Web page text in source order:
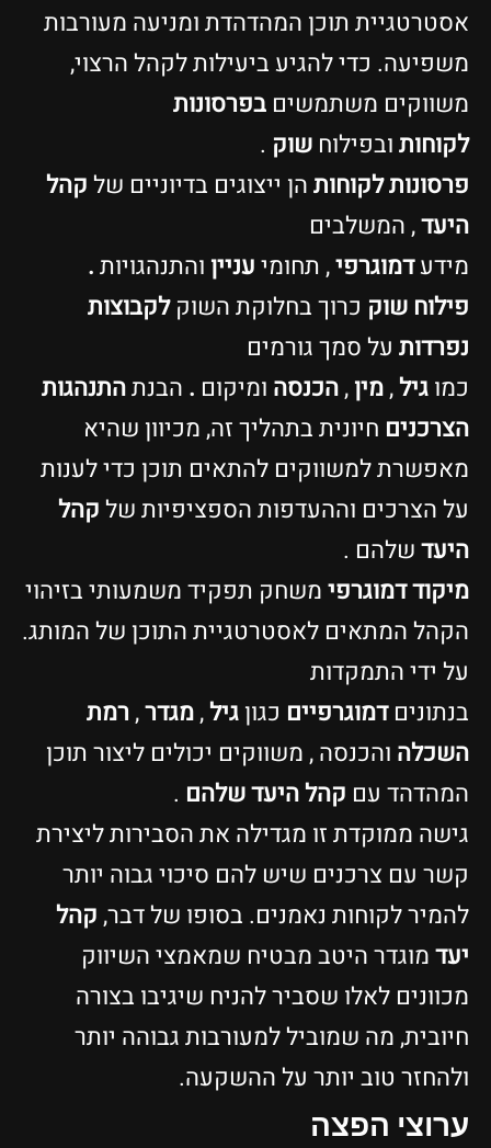
אסטרטגיית תוכן המהדהדת ומניעה מעורבות
משפיעה. כדי להגיע ביעילות לקהל הרצוי,
משווקים משתמשים בפרסונות
לקוחותובפילוח שוק .
פרסונות לקוחותהן ייצוגים בדיוניים שלקהל
היעד, המשלבים
מידעדמוגרפי, תחומיעניין והתנהגויות.
פילוח שוק כרוך בחלוקת השוקלקבוצות
נפרדות על סמך גורמים
כמוגיל,מין,הכנסה ומיקום . הבנתהתנהגות
הצרכנים חיונית בתהליך זה, מכיוון שהיא
מאפשרת למשווקים להתאים תוכן כדי לענות
על הצרכים וההעדפות הספציפיות שלקהל
היעדשלהם .
מיקוד דמוגרפימשחק תפקיד משמעותי בזיהוי
הקהל המתאים לאסטרטגיית התוכן של המותג.
על ידי התמקדות
בנתוניםדמוגרפיים כגוןגיל,מגדר,רמת
השכלה והכנסה , משווקים יכולים ליצור תוכן
המהדהד עם קהל היעדשלהם .
גישה ממוקדת זו מגדילה את הסבירות ליצירת
קשר עם צרכנים שיש להם סיכוי גבוה יותר
להמיר לקוחות נאמנים. בסופו של דבר,קהל
יעדמוגדר היטב מבטיח שמאמצי השיווק
מכוונים לאלו שסביר להניח שיגיבו בצורה
חיובית, מה שמוביל למעורבות גבוהה יותר
ולהחזר טוב יותר על ההשקעה.
ערוצי הפצה